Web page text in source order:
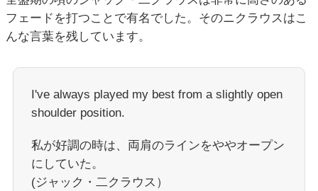
フェードを打つことで有名でした。そのニクラウスはこ
んな言葉を残しています。
I've always played my best from a slightly open
shoulder position.
私が好調の時は、両肩のラインをややオープン
にしていた。
(ジャック・二クラウス）